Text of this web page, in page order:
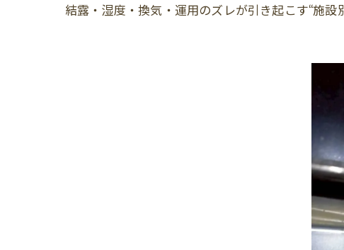
結露・湿度・換気・運用のズレが引き起こす“施